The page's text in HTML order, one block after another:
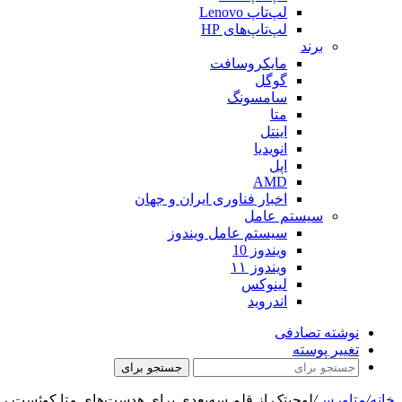
لپ‌تاپ Lenovo
لپ‌تاپ‌های HP
برند
مایکروسافت
گوگل
سامسونگ
متا
اینتل
انویدیا
اپل
AMD
اخبار فناوری ایران و جهان
سیستم عامل
سیستم عامل ویندوز
ویندوز 10
ویندوز ۱۱
لینوکس
اندروید
نوشته تصادفی
تغییر پوسته
جستجو برای